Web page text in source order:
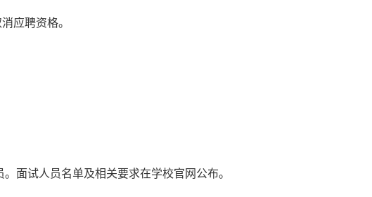
应聘资格。
。面试人员名单及相关要求在学校官网公布。